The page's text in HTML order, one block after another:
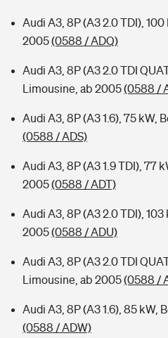
Audi A3, 8P (A3 2.0 TDI),
2005(0588 / ADQ)
Audi A3, 8P (A3 2.0 TDI
Limousine, ab 2005(0588 /
Audi A3, 8P (A3 1.6), 75 kW,
(0588 / ADS)
Audi A3, 8P (A3 1.9 TDI), 77
2005(0588 / ADT)
Audi A3, 8P (A3 2.0 TDI),
2005(0588 / ADU)
Audi A3, 8P (A3 2.0 TDI
Limousine, ab 2005(0588 /
Audi A3, 8P (A3 1.6), 85 kW,
(0588 / ADW)